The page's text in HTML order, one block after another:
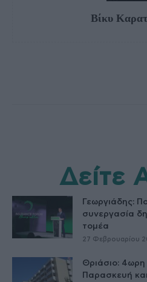
Βίκυ
Δείτε
Γεωργιάδης:
συνεργασία
τομέα
27 Φεβρουαρίου
Θριάσιο:
Παρασκευή